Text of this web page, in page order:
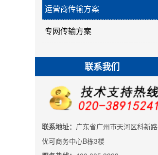
运营商传输方案
专网传输方案
联系我们
联系地址： 广东省广州市天河区科新路
优可商务中心B栋3楼